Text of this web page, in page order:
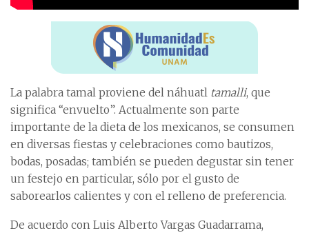
La palabra tamal proviene del náhuatl tamalli, que
significa “envuelto”. Actualmente son parte
importante de la dieta de los mexicanos, se consumen
en diversas fiestas y celebraciones como bautizos,
bodas, posadas; también se pueden degustar sin tener
un festejo en particular, sólo por el gusto de
saborearlos calientes y con el relleno de preferencia.
De acuerdo con Luis Alberto Vargas Guadarrama,